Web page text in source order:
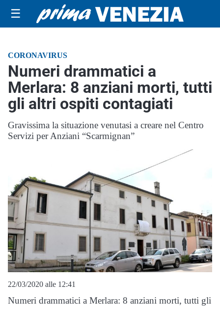
☰
CORONAVIRUS
Numeri drammatici a
Merlara: 8 anziani morti, tutti
gli altri ospiti contagiati
Gravissima la situazione venutasi a creare nel Centro
Servizi per Anziani “Scarmignan”
22/03/2020 alle 12:41
Numeri drammatici a Merlara: 8 anziani morti, tutti gli